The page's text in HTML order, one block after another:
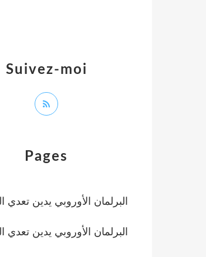
Pages
البرلمان الأوروبي يدين تعدي
البرلمان الأوروبي يدين تعدي
Suivez-moi